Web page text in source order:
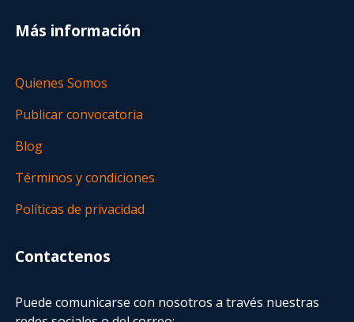
Más información
Quienes Somos
Publicar convocatoria
Blog
Términos y condiciones
Políticas de privacidad
Contactenos
Puede comunicarse con nosotros a través nuestras